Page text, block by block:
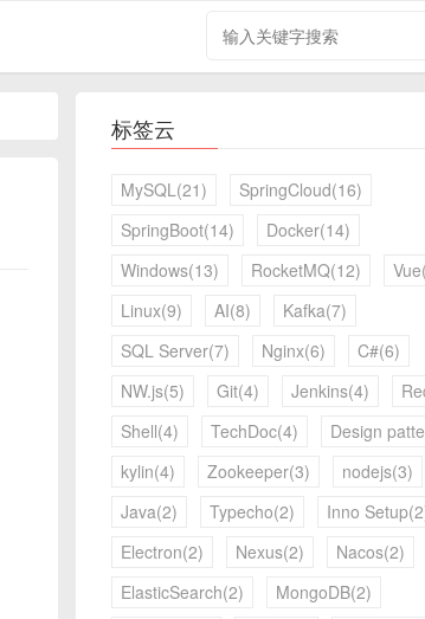
标签云
MySQL(21)
SpringCloud(16)
SpringBoot(14)
Docker(14)
Windows(13)
RocketMQ(12)
Linux(9)
AI(8)
Kafka(7)
SQL Server(7)
Nginx(6)
C#(6)
NW.js(5)
Git(4) Jenkins(4)
Shell(4)
TechDoc(4)
Design
kylin(4)
Zookeeper(3)
nodejs(3)
Java(2)
Typecho(2)
Inno
Electron(2)
Nexus(2)
Nacos(2)
ElasticSearch(2)
MongoDB(2)